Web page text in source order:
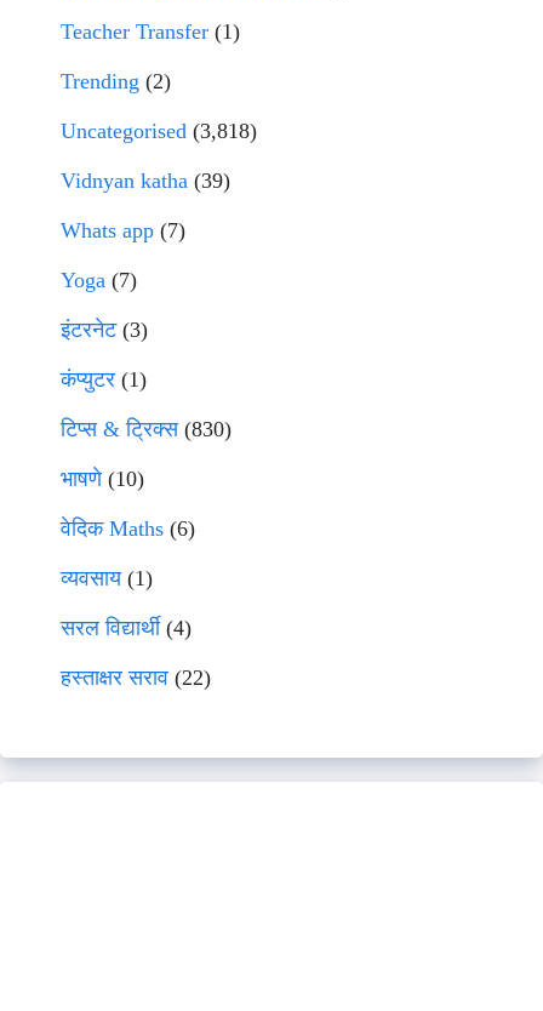
Teacher Transfer (1)
Trending (2)
Uncategorised (3,818)
Vidnyan katha (39)
Whats app (7)
Yoga (7)
इंटरनेट(3)
कंप्युटर (1)
टिप्स & ट्रिक्स(830)
भाषणे(10)
वेदिक Maths (6)
व्यवसाय(1)
सरल विद्यार्थी(4)
हस्ताक्षर सराव (22)